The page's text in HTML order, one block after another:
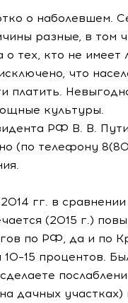
о наболевшем.
разные, в том
тех, кто не имеет
что
платить.
культуры.
РФ В. В.
(по телефону
гг. в
(2015 г.)
по РФ, да и по
процентов.
дачных